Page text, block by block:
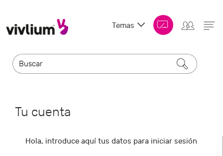
Temas
Tu cuenta
Hola, introduce aquí tus datos para iniciar sesión